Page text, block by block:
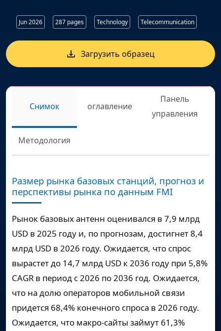
Jun 2026 287 pages Technology Telecommunication
Загрузить образец
Снимок оглавление
Панель
управления
Методология
Размер рынка базовых станций, прогноз и
перспективы рынка по данным FMI
Рынок базовых антенн оценивался в 7,9 млрд
USD в 2025 году и, по прогнозам, достигнет8,4
млрд USD в 2026 году. Ожидается, что спрос
вырастет до 14,7 млрд USD к 2036 году при 5,8%
CAGR в период с 2026 по 2036 год. Ожидается,
что на долю операторов мобильной связи
придется 68,4% конечного спроса в 2026 году.
Ожидается, что макро-сайты займут 61,3%